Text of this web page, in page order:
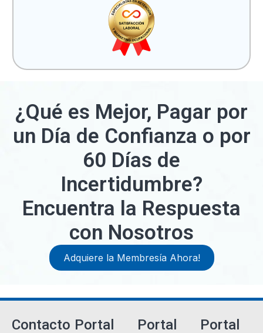
¿Qué es Mejor, Pagar por
un Día de Confianza o por
60 Días de
Incertidumbre?
Encuentra la Respuesta
con Nosotros
Adquiere la Membresía Ahora!
Contacto Portal
Portal
Portal